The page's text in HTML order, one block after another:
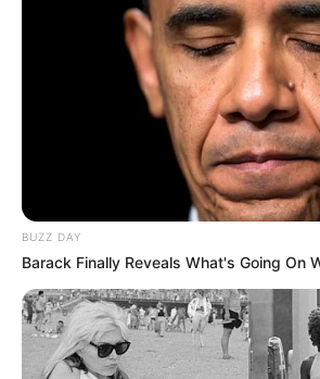
LIRE LA SUITE
BUZZ DAY
Barack Finally Reveals What's Going On